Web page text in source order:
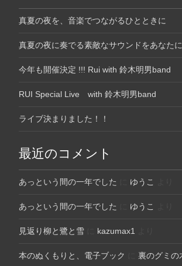
真夏の夜を、音楽でつながるひとときに
真夏の夜に奏でる素敵なサウンドをあなたに
今年も開催決定 !!! Rui with 鈴木明男band
RUI Special Live with 鈴木明男band
ライブ決まりました！！
最近のコメント
あっという間の一年でした ゆうこ
あっという間の一年でした ゆうこ
見返り柳と鷺と雪 kazumax1
本のぬくもりと、電子ブック 裏のグミの